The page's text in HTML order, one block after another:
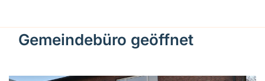
Gemeindebüro geöffnet